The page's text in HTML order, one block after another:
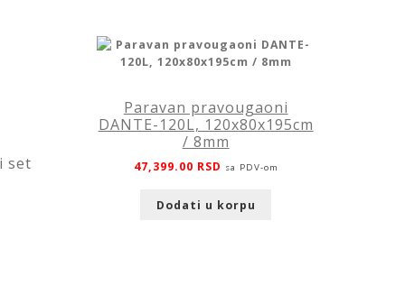
set
Paravan pravougaoni
DANTE-120L, 120x80x195cm
/ 8mm
47,399.00 RSD sa PDV-om
Dodati u korpu